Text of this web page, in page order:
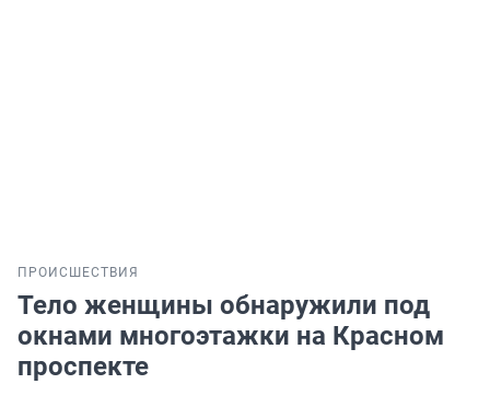
ПРОИСШЕСТВИЯ
Тело женщины обнаружили под
окнами многоэтажки на Красном
проспекте